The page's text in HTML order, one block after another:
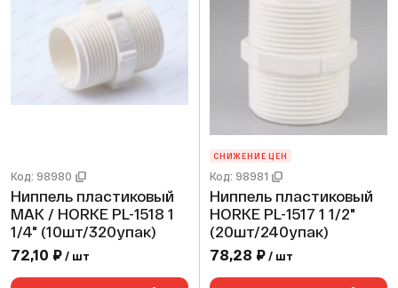
Код: 98980
Ниппель пластиковый
МАК / HORKE PL-1518 1
1/4" (10шт/320упак)
72,10 ₽ / шт
СНИЖЕНИЕ ЦЕН
Код: 98981
Ниппель пластиковый
HORKE PL-1517 1 1/2"
(20шт/240упак)
78,28 ₽ / шт